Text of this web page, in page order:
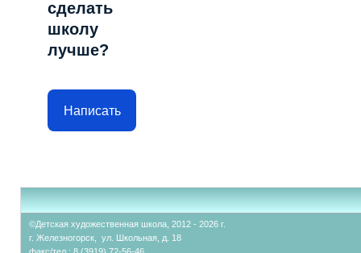
сделать
школу
лучше?
Написать
©Детская художественная школа, 2012 - 2026 г.
г. Железногорск, ул. Школьная, д. 18